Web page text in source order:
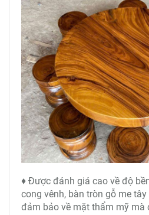
♦ Được đánh giá cao về độ
cong vênh, bàn tròn gỗ me
đảm bảo về mặt thẩm mỹ mà